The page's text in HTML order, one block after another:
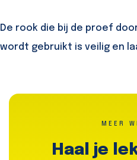
De rook die bij de proef
wordt gebruikt is veilig en
MEER
Haal je